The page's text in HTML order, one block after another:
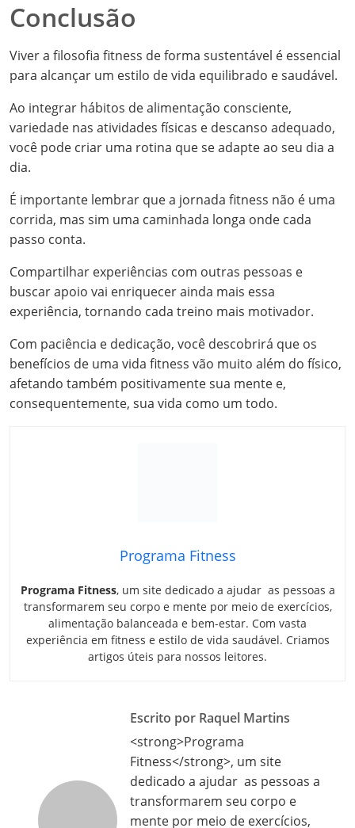
Conclusão
Viver a filosofia fitness de forma sustentável é essencial
para alcançar um estilo de vida equilibrado e saudável.
Ao integrar hábitos de alimentação consciente,
variedade nas atividades físicas e descanso adequado,
você pode criar uma rotina que se adapte ao seu dia a
dia.
É importante lembrar que a jornada fitness não é uma
corrida, mas sim uma caminhada longa onde cada
passo conta.
Compartilhar experiências com outras pessoas e
buscar apoio vai enriquecer ainda mais essa
experiência, tornando cada treino mais motivador.
Com paciência e dedicação, você descobrirá que os
benefícios de uma vida fitness vão muito além do físico,
afetando também positivamente sua mente e,
consequentemente, sua vida como um todo.
Programa Fitness
Programa Fitness, um site dedicado a ajudar as pessoas a
transformarem seu corpo e mente por meio de exercícios,
alimentação balanceada e bem-estar. Com vasta
experiência em fitness e estilo de vida saudável. Criamos
artigos úteis para nossos leitores.
Escrito por Raquel Martins
<strong>Programa
Fitness</strong>, um site
dedicado a ajudar as pessoas a
transformarem seu corpo e
mente por meio de exercícios,